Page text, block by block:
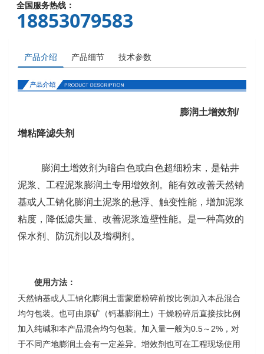
全国服务热线：
18853079583
产品介绍 产品细节 技术参数
膨润土增效剂/
增粘降滤失剂
膨润土增效剂为暗白色或白色超细粉末，是钻井
泥浆、工程泥浆膨润土专用增效剂。 能有效改善天然钠
基或人工钠化膨润土泥浆的悬浮、触变性能，增加泥浆
粘度，降低滤失量、改善泥浆造壁性能。是一种高效的
保水剂、防沉剂以及增稠剂 。
使用方法：
天然钠基或人工钠化膨润土雷蒙磨粉碎前按比例加入本品混合
均匀包装。也可由原矿（钙基膨润土）干燥粉碎后直接按比例
加入纯碱和本产品混合均匀包装。加入量一般为0.5～2%，对
于不同产地膨润土会有一定差异。增效剂也可在工程现场使用